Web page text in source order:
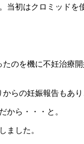
初はクロミッド
のを機に不妊治療
らの妊娠報告もあり
から・・・と。
ました。